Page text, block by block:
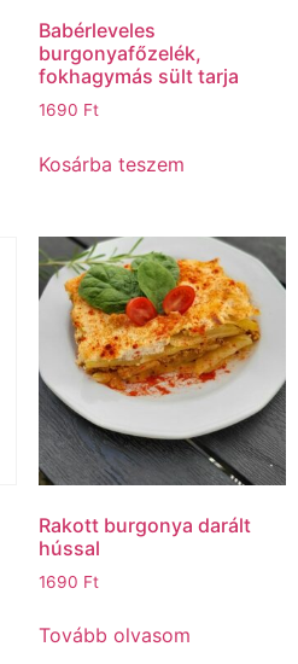
Babérleveles
burgonyafőzelék,
fokhagymás sült tarja
1690 Ft
Kosárba teszem
Rakott burgonya darált
hússal
1690 Ft
Tovább olvasom